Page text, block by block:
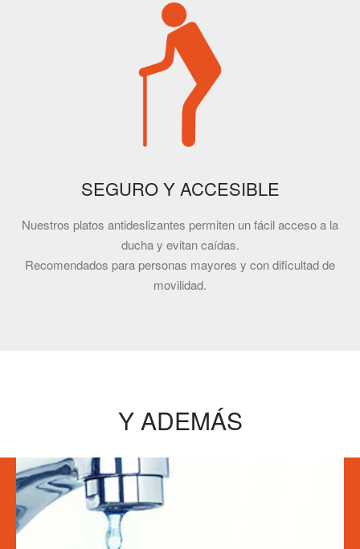
SEGURO Y ACCESIBLE
Nuestros platos antideslizantes permiten un fácil acceso a la
ducha y evitan caídas.
Recomendados para personas mayores y con dificultad de
movilidad.
Y ADEMÁS